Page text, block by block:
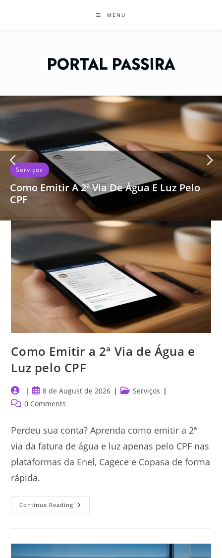
MENU
Serviços
Como Emitir A 2ª Via De Água E Luz Pelo
CPF
Perdeu sua conta? Aprenda como emitir a 2ª via
da fatura de água e luz apenas pelo CPF nas
plataformas da Enel, Cagece e Copasa de forma
rápida.
READ MORE
Como Emitir a 2ª Via de Água e
Luz pelo CPF
Post
author:
Post
published:
8 de August de 2026
PostServiços
Post0 Comments
Perdeu sua conta? Aprenda como emitir a 2ª
via da fatura de água e luz apenas pelo CPF nas
plataformas da Enel, Cagece e Copasa de forma
rápida.
Continue Reading Como
Emitir
Água
E